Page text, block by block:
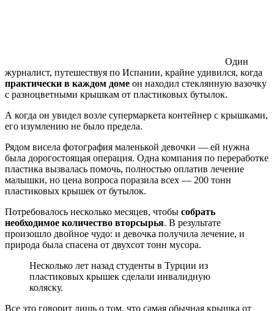
Один
журналист, путешествуя по Испании, крайне удивился, когда
практически в каждом доме он находил стеклянную вазочку
с разноцветными крышкам от пластиковых бутылок.
А когда он увидел возле супермаркета контейнер с крышками,
его изумлению не было предела.
Рядом висела фотография маленькой девочки — ей нужна
была дорогостоящая операция. Одна компания по переработке
пластика вызвалась помочь, полностью оплатив лечение
малышки, но цена вопроса поразила всех — 200 тонн
пластиковых крышек от бутылок.
Потребовалось несколько месяцев, чтобы собрать
необходимое количество вторсырья. В результате
произошло двойное чудо: и девочка получила лечение, и
природа была спасена от двухсот тонн мусора.
Несколько лет назад студенты в Турции из
пластиковых крышек сделали инвалидную
коляску.
Все это говорит лишь о том, что самая обычная крышка от